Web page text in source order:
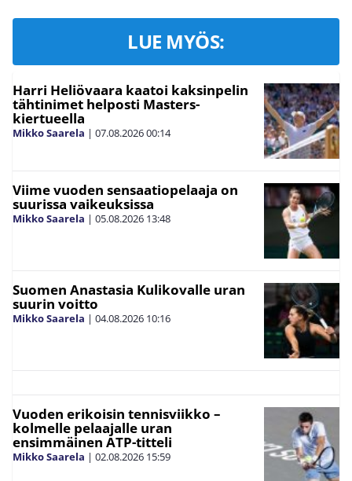
LUE MYÖS:
Harri Heliövaara kaatoi kaksinpelin
tähtinimet helposti Masters-
kiertueella
Mikko Saarela | 07.08.202600:14
Viime vuoden sensaatiopelaaja on
suurissa vaikeuksissa
Mikko Saarela | 05.08.2026 13:48
Suomen Anastasia Kulikovalle uran
suurin voitto
Mikko Saarela | 04.08.2026 10:16
Vuoden erikoisin tennisviikko –
kolmelle pelaajalle uran
ensimmäinen ATP-titteli
Mikko Saarela | 02.08.2026 15:59